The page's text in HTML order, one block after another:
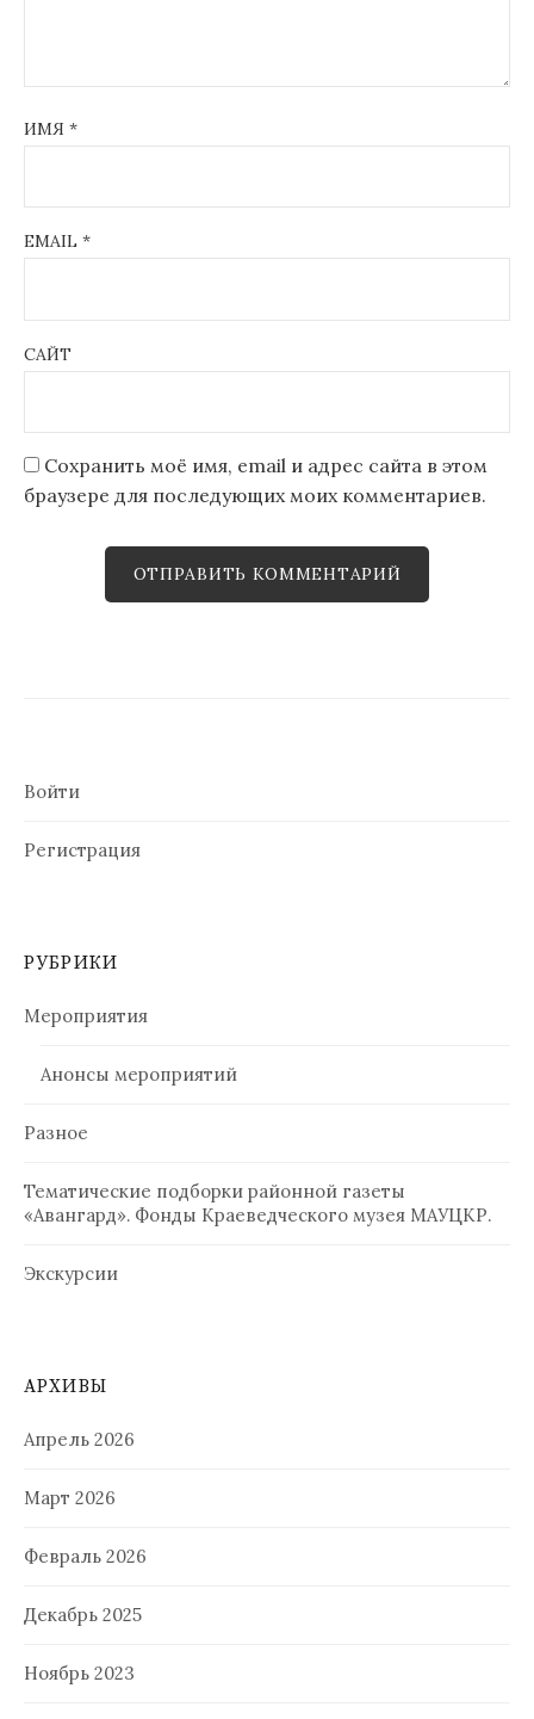
ИМЯ *
EMAIL *
САЙТ
Сохранить моё имя, email и адрес сайта в этом
браузере для последующих моих комментариев.
Войти
Регистрация
РУБРИКИ
Мероприятия
Анонсы мероприятий
Разное
Тематические подборки районной газеты
«Авангард». Фонды Краеведческого музея МАУЦКР.
Экскурсии
АРХИВЫ
Апрель 2026
Март 2026
Февраль 2026
Декабрь 2025
Ноябрь 2023